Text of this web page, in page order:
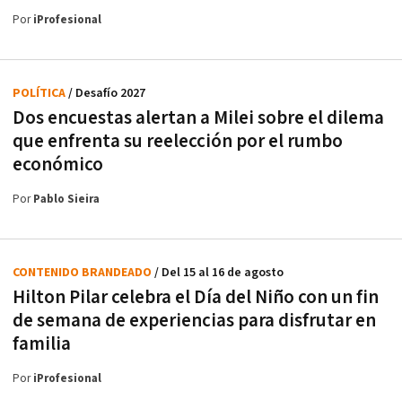
PoriProfesional
Dos encuestas alertan a Milei sobre el dilema
que enfrenta su reelección por el rumbo
económico
POLÍTICA/ Desafío 2027
PorPablo Sieira
Hilton Pilar celebra el Día del Niño con un fin
de semana de experiencias para disfrutar en
familia
CONTENIDO BRANDEADO / Del 15 al 16 de agosto
PoriProfesional